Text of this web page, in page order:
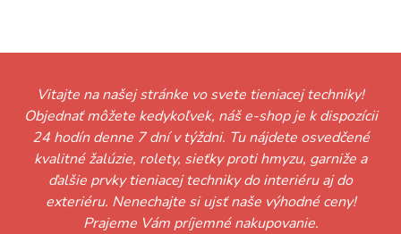
Vitajte na našej stránke vo svete tieniacej techniky!
Objednať môžete kedykoľvek, náš e-shop je k dispozícii
24 hodín denne 7 dní v týždni. Tu nájdete osvedčené
kvalitné žalúzie, rolety, sieťky proti hmyzu, garniže a
ďalšie prvky tieniacej techniky do interiéru aj do
exteriéru. Nenechajte si ujsť naše výhodné ceny!
Prajeme Vám príjemné nakupovanie.